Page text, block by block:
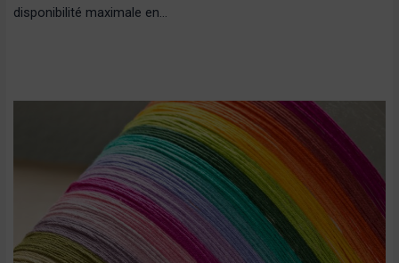
disponibilité maximale en…